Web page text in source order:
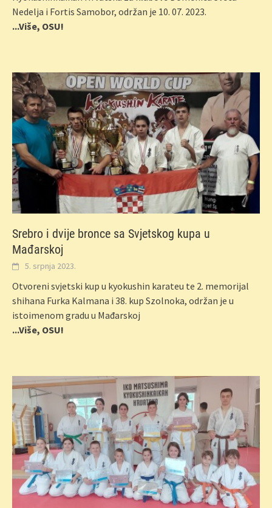
Nedelja i Fortis Samobor, održan je 10. 07. 2023.
...Više, OSU!
Srebro i dvije bronce sa Svjetskog kupa u
Mađarskoj
5. srpnja 2023.
Otvoreni svjetski kup u kyokushin karateu te 2. memorijal
shihana Furka Kalmana i 38. kup Szolnoka, održan je u
istoimenom gradu u Mađarskoj
...Više, OSU!